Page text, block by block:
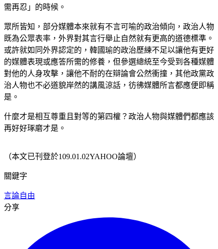
需再忍」的時候。
眾所皆知，部分媒體本來就有不言可喻的政治傾向，政治人物
既為公眾表率，外界對其言行舉止自然就有更高的道德標準。
或許就如同外界認定的，韓國瑜的政治歷練不足以讓他有更好
的媒體表現或應答所需的修養，但參選總統至今受到各種媒體
對他的人身攻擊，讓他不耐的在辯論會公然衝撞，其他政黨政
治人物也不必道貌岸然的講風涼話，彷彿媒體所言都應便即稱
是。
什麼才是相互尊重且對等的第四權？政治人物與媒體們都應該
再好好琢磨才是。
（本文已刊登於109.01.02YAHOO論壇）
關鍵字
言論自由
分享